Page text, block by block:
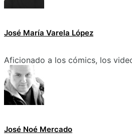
José María Varela López
Aficionado a los cómics, los
José Noé Mercado